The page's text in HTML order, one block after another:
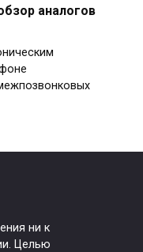
аналогов
ни к
Целью